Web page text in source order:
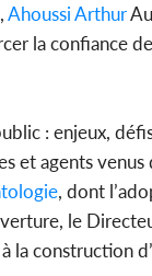
,Ahoussi Arthur
la confiance
: enjeux,
et agents
, dont
le
la construction